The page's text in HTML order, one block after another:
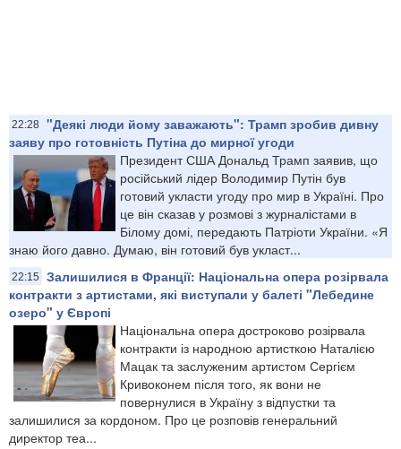
22:28 "Деякі люди йому заважають": Трамп зробив дивну
заяву про готовність Путіна до мирної угоди
Президент США Дональд Трамп заявив, що
російський лідер Володимир Путін був
готовий укласти угоду про мир в Україні. Про
це він сказав у розмові з журналістами в
Білому домі, передають Патріоти України. «Я
знаю його давно. Думаю, він готовий був укласт...
22:15
Залишилися в Франції: Національна опера розірвала
контракти з артистами, які виступали у балеті "Лебедине
озеро" у Європі
Національна опера достроково розірвала
контракти із народною артисткою Наталією
Мацак та заслуженим артистом Сергієм
Кривоконем після того, як вони не
повернулися в Україну з відпустки та
залишилися за кордоном. Про це розповів генеральний
директор теа...